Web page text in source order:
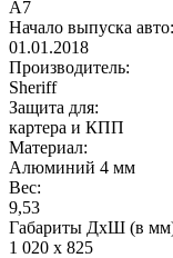
A7
Начало выпуска авто:
01.01.2018
Производитель:
Sheriff
Защита для:
картера и КПП
Материал:
Алюминий 4 мм
Вес:
9,53
Габариты ДхШ (в
1 020 х 825